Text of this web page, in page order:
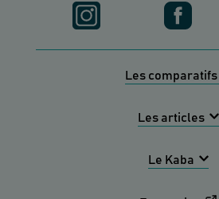
Les comparatifs
Les articles
Le Kaba